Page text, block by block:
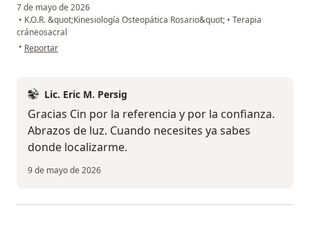
7 de mayo de 2026
• K.O.R. &quot;Kinesiología Osteopática Rosario&quot; • Terapia
cráneosacral
• en opinión del usuario Cintia
Reportar
Lic. Eric M. Persig
Gracias Cin por la referencia y por la confianza.
Abrazos de luz. Cuando necesites ya sabes
donde localizarme.
9 de mayo de 2026